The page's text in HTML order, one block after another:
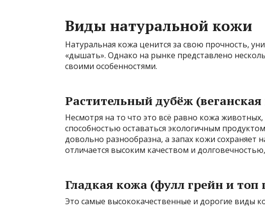
Виды натуральной кожи
Натуральная кожа ценится за свою прочность,
«дышать». Однако на рынке представлено
своими особенностями.
Растительный дубёж
Несмотря на то что это всё равно кожа
способностью оставаться экологичным
довольно разнообразна, а запах кожи сохраняет
отличается высоким качеством и
Гладкая кожа (фулл грейн и топ
Это самые высококачественные и дорогие виды